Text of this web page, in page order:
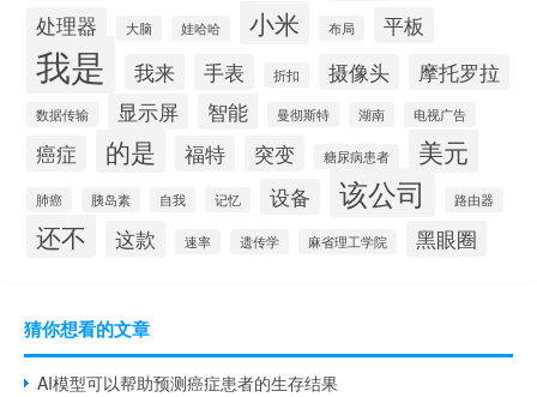
处理器 大脑 娃哈哈 小米 布局 平板
我是 我来 手表 折扣 摄像头 摩托罗拉
数据传输 显示屏 智能 曼彻斯特 湖南 电视广告
癌症 的是 福特 突变 糖尿病患者 美元
肺癌 胰岛素 自我 记忆 设备 该公司 路由器
还不 这款 速率 遗传学 麻省理工学院 黑眼圈
猜你想看的文章
AI模型可以帮助预测癌症患者的生存结果